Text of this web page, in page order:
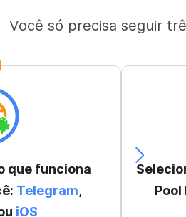
Você só precisa seguir
que funciona
Telegram,
iOS